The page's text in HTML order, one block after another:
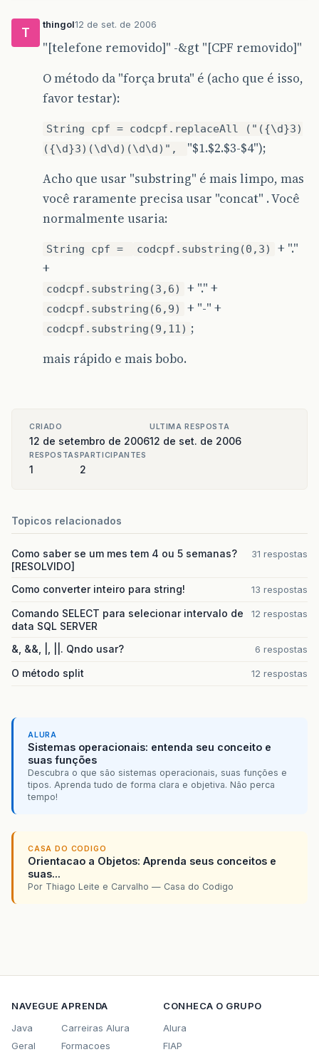
T
thingol12 de set. de 2006
"[telefone removido]" -&gt "[CPF removido]"
O método da "força bruta" é (acho que é isso,
favor testar):
String cpf = codcpf.replaceAll ("({\d}3)
({\d}3)(\d\d)(\d\d)",
"$1.$2.$3-$4");
Acho que usar "substring" é mais limpo, mas
você raramente precisa usar "concat" . Você
normalmente usaria:
String cpf = codcpf.substring(0,3)
+ "."
+
codcpf.substring(3,6) + "." +
codcpf.substring(6,9) + "-" +
codcpf.substring(9,11) ;
mais rápido e mais bobo.
CRIADO
12 de setembro de 2006
ULTIMA RESPOSTA
12 de set. de 2006
RESPOSTAS
1
PARTICIPANTES
2
Topicos relacionados
Como saber se um mes tem 4 ou 5 semanas?
[RESOLVIDO]
31 respostas
Como converter inteiro para string! 13 respostas
Comando SELECT para selecionar intervalo de
data SQL SERVER
12 respostas
&, &&, |, ||. Qndo usar? 6 respostas
O método split 12 respostas
ALURA
Sistemas operacionais: entenda seu conceito e
suas funções
Descubra o que são sistemas operacionais, suas funções e
tipos. Aprenda tudo de forma clara e objetiva. Não perca
tempo!
CASA DO CODIGO
Orientacao a Objetos: Aprenda seus conceitos e
suas...
Por Thiago Leite e Carvalho — Casa do Codigo
NAVEGUE
Java
Geral
APRENDA
Carreiras Alura
Formacoes
CONHECA O GRUPO
Alura
FIAP